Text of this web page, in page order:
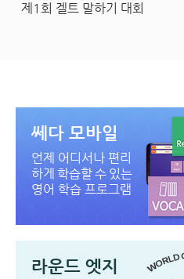
제1회 겔트 말하기 대회
쎄다 모바일
언제 어디서나 편리
하게 학습할 수 있는
영어 학습 프로그램
라운드 엣지